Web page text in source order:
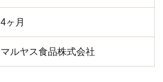
4ヶ月
マルヤス食品株式会社